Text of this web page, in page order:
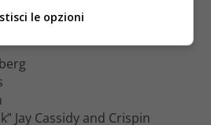
Jay Cassidy and Crispin
le opzioni